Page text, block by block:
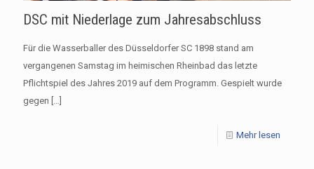
DSC mit Niederlage zum Jahresabschluss
Für die Wasserballer des Düsseldorfer SC 1898 stand am
vergangenen Samstag im heimischen Rheinbad das letzte
Pflichtspiel des Jahres 2019 auf dem Programm. Gespielt wurde
gegen […]
Mehr lesen